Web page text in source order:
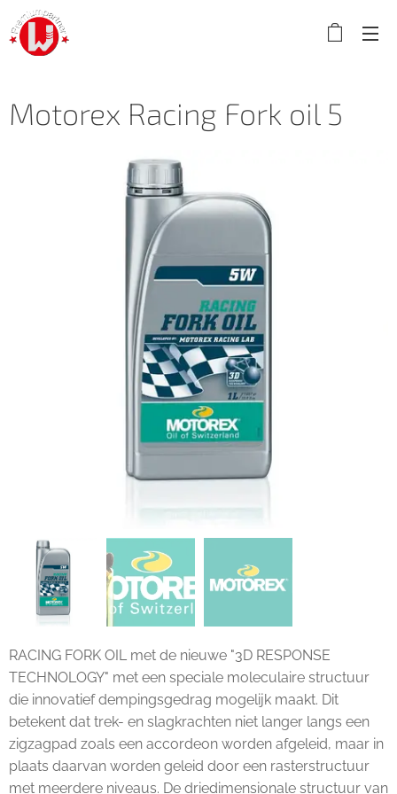
Motorex Racing Fork oil 5
RACING FORK OIL met de nieuwe "3D RESPONSE
TECHNOLOGY" met een speciale moleculaire structuur
die innovatief dempingsgedrag mogelijk maakt. Dit
betekent dat trek- en slagkrachten niet langer langs een
zigzagpad zoals een accordeon worden afgeleid, maar in
plaats daarvan worden geleid door een rasterstructuur
met meerdere niveaus. De driedimensionale structuur van